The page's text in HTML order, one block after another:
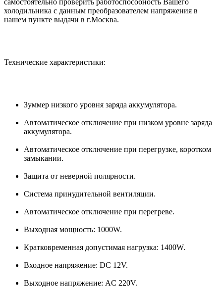
самостоятельно проверить работоспособность Вашего
холодильника с данным преобразователем напряжения в
нашем пункте выдачи в г.Москва.
Технические характеристики:
Зуммер низкого уровня заряда аккумулятора.
Автоматическое отключение при низком уровне заряда
аккумулятора.
Автоматическое отключение при перегрузке, коротком
замыкании.
Защита от неверной полярности.
Система принудительной вентиляции.
Автоматическое отключение при перегреве.
Выходная мощность: 1000W.
Кратковременная допустимая нагрузка: 1400W.
Входное напряжение: DC 12V.
Выходное напряжение: AC 220V.